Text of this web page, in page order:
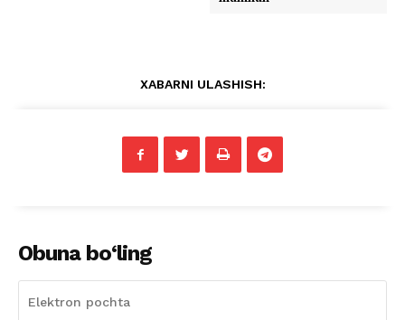
XABARNI ULASHISH:
Obuna bo‘ling